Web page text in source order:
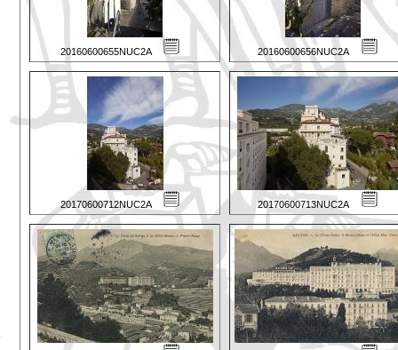
20160600655NUC2A 20160600656NUC2A
20170600712NUC2A 20170600713NUC2A